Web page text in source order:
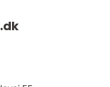
dk